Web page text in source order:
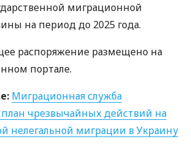
миграционной
на период до 2025 года.
распоряжение размещено на
портале.
Миграционная служба
план чрезвычайных действий на
нелегальной миграции в Украину